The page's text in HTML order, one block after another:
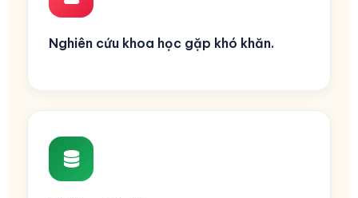
Nghiên cứu khoa học gặp khó khăn.